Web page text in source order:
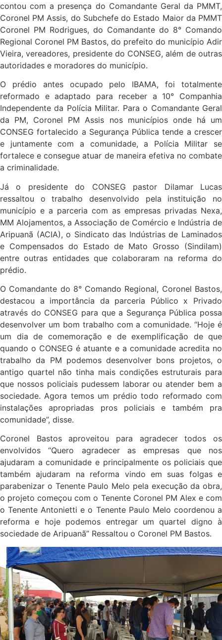
contou com a presença do Comandante Geral da PMMT,
Coronel PM Assis, do Subchefe do Estado Maior da PMMT
Coronel PM Rodrigues, do Comandante do 8° Comando
Regional Coronel PM Bastos, do prefeito do município Adir
Vieira, vereadores, presidente do CONSEG, além de outras
autoridades e moradores do município.
O prédio antes ocupado pelo IBAMA, foi totalmente
reformado e adaptado para receber a 10° Companhia
Independente da Polícia Militar. Para o Comandante Geral
da PM, Coronel PM Assis nos municípios onde há um
CONSEG fortalecido a Segurança Pública tende a crescer
e juntamente com a comunidade, a Polícia Militar se
fortalece e consegue atuar de maneira efetiva no combate
a criminalidade.
Já o presidente do CONSEG pastor Dilamar Lucas
ressaltou o trabalho desenvolvido pela instituição no
município e a parceria com as empresas privadas Nexa,
MM Alojamentos, a Associação de Comércio e Indústria de
Aripuanã (ACIA), o Sindicato das Indústrias de Laminados
e Compensados do Estado de Mato Grosso (Sindilam)
entre outras entidades que colaboraram na reforma do
prédio.
O Comandante do 8° Comando Regional, Coronel Bastos,
destacou a importância da parceria Público x Privado
através do CONSEG para que a Segurança Pública possa
desenvolver um bom trabalho com a comunidade. “Hoje é
um dia de comemoração e de exemplificação de que
quando o CONSEG é atuante e a comunidade acredita no
trabalho da PM podemos desenvolver bons projetos, o
antigo quartel não tinha mais condições estruturais para
que nossos policiais pudessem laborar ou atender bem a
sociedade. Agora temos um prédio todo reformado com
instalações apropriadas pros policiais e também pra
comunidade”, disse.
Coronel Bastos aproveitou para agradecer todos os
envolvidos “Quero agradecer as empresas que nos
ajudaram a comunidade e principalmente os policiais que
também ajudaram na reforma vindo em suas folgas e
parabenizar o Tenente Paulo Melo pela execução da obra,
o projeto começou com o Tenente Coronel PM Alex e com
o Tenente Antonietti e o Tenente Paulo Melo coordenou a
reforma e hoje podemos entregar um quartel digno à
sociedade de Aripuanã” Ressaltou o Coronel PM Bastos.